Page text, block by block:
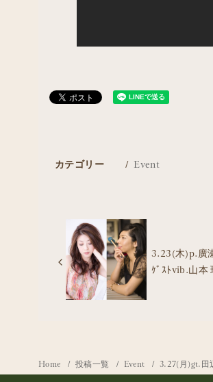
カテゴリー Event
3.23(木)p.廣
ｹﾞｽﾄvib.山本
Home 投稿一覧 Event 3.27(月)gt.田